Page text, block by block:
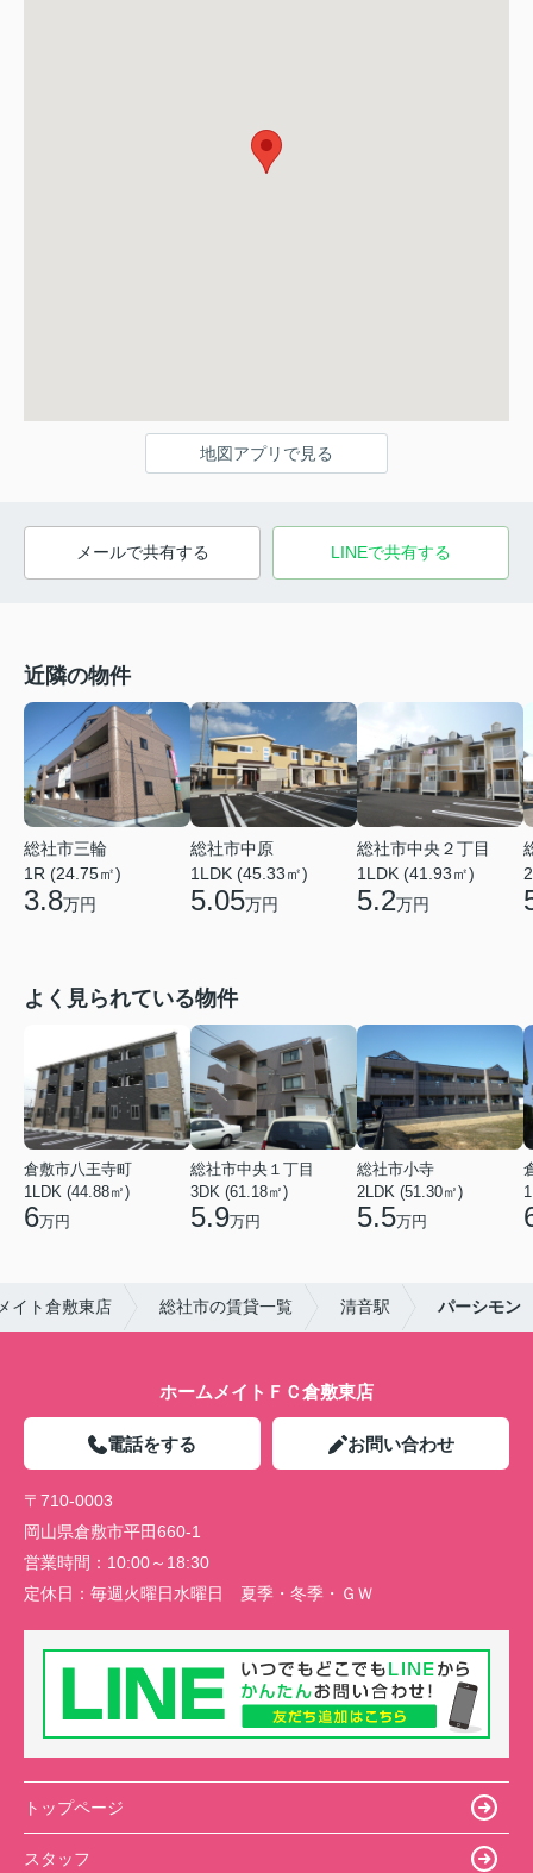
地図アプリで見る
メールで共有する LINEで共有する
近隣の物件
総社市三輪
1R (24.75㎡)
3.8万円
総社市中原
1LDK (45.33㎡)
5.05万円
総社市中央２丁目
1LDK (41.93㎡)
5.2万円
よく見られている物件
倉敷市八王寺町
1LDK (44.88㎡)
6万円
総社市中央１丁目
3DK (61.18㎡)
5.9万円
総社市小寺
2LDK (51.30㎡)
5.5万円
イト倉敷東店 総社市の賃貸一覧 清音駅 パーシモン
ホームメイトＦＣ倉敷東店
電話をする お問い合わせ
〒710-0003
岡山県倉敷市平田660-1
営業時間： 10:00～18:30
定休日： 毎週火曜日水曜日 夏季・冬季・ＧＷ
トップページ
スタッフ